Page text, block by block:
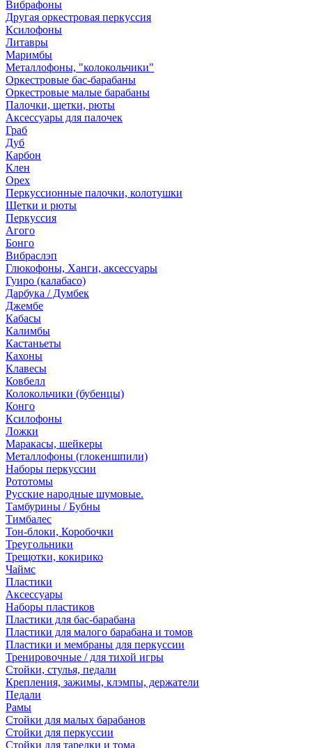
Вибрафоны
Другая оркестровая перкуссия
Ксилофоны
Литавры
Маримбы
Металлофоны, "колокольчики"
Оркестровые бас-барабаны
Оркестровые малые барабаны
Палочки, щетки, рюты
Аксессуары для палочек
Граб
Дуб
Карбон
Клен
Орех
Перкуссионные палочки, колотушки
Щетки и рюты
Перкуссия
Агого
Бонго
Вибраслэп
Глюкофоны, Ханги, аксессуары
Гуиро (калабасо)
Дарбука / Думбек
Джембе
Кабасы
Калимбы
Кастаньеты
Кахоны
Клавесы
Ковбелл
Колокольчики (бубенцы)
Конго
Ксилофоны
Ложки
Маракасы, шейкеры
Металлофоны (глокеншпили)
Наборы перкуссии
Рототомы
Русские народные шумовые.
Тамбурины / Бубны
Тимбалес
Тон-блоки, Коробочки
Треугольники
Трещотки, кокирико
Чаймс
Пластики
Аксессуары
Наборы пластиков
Пластики для бас-барабана
Пластики для малого барабана и томов
Пластики и мембраны для перкуссии
Тренировочные / для тихой игры
Стойки, стулья, педали
Крепления, зажимы, клэмпы, держатели
Педали
Рамы
Стойки для малых барабанов
Стойки для перкуссии
Стойки для тарелки и тома